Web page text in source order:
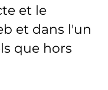
et le
et dans l'un
que hors